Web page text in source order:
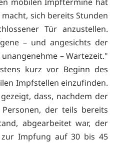
sich bereits Stunden
Tür anzustellen.
– und angesichts der
– Wartezeit."
kurz vor Beginn des
Impfstellen einzufinden.
dass, nachdem der
der teils bereits
abgearbeitet war, der
Impfung auf 30 bis 45